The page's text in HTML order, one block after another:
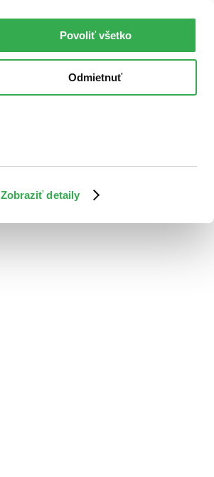
Zobraziť detaily
Povoliť všetko
Odmietnuť